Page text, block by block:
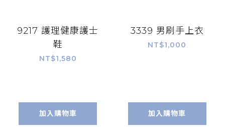
9217 護理健康護士
鞋
NT$1,580
加入購物車
3339 男刷手上衣
NT$1,000
加入購物車